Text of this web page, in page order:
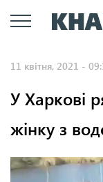
11 квітня, 2021 -
У Харкові
жінку з